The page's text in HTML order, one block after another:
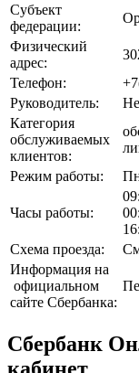
Субъект
федерации:
Физический
адрес:
Телефон:
Руководитель:
Категория
обслуживаемых
клиентов:
Режим работы:
Часы работы:
Схема проезда:
Информация на
официальном
сайте Сбербанка:
Сбербанк
кабинет